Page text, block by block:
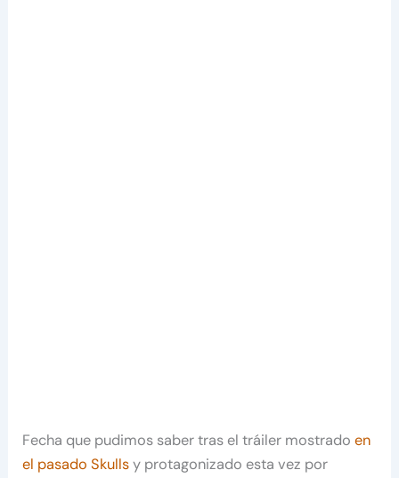
Fecha que pudimos saber tras el tráiler mostradoen
el pasado Skullsy protagonizado esta vez por